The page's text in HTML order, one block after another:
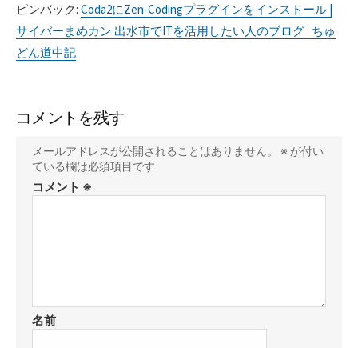
ピンバック: Coda2にZen-Codingプラグインをインストール |
サイバーまめカン 出水市でITを活用したい人のブログ : ちゅ
どん道中記
コメントを残す
メールアドレスが公開されることはありません。 ※ が付い
ている欄は必須項目です
コメント ※
名前